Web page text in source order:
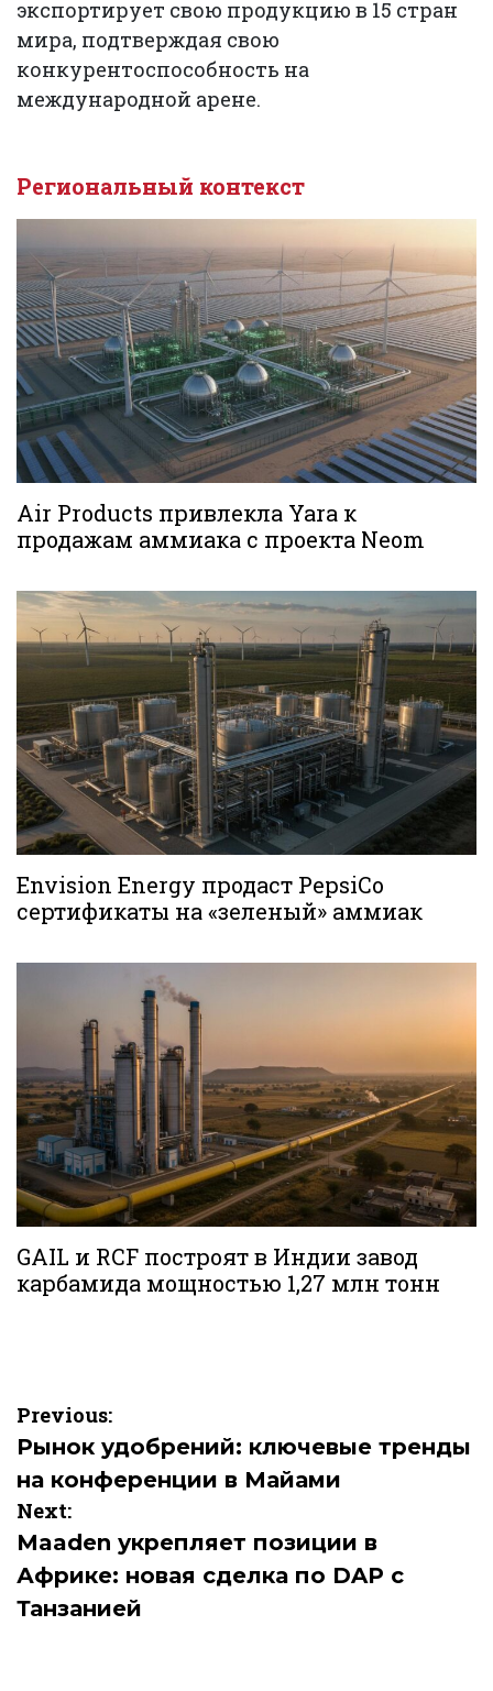
экспортирует свою продукцию в 15 стран
мира, подтверждая свою
конкурентоспособность на
международной арене.
Региональный контекст
Air Products привлекла Yara к
продажам аммиака с проекта Neom
Envision Energy продаст PepsiCo
сертификаты на «зеленый» аммиак
GAIL и RCF построят в Индии завод
карбамида мощностью 1,27 млн тонн
Навигация
по
записям
Previous:
Рынок удобрений: ключевые тренды
на конференции в Майами
Next:
Maaden укрепляет позиции в
Африке: новая сделка по DAP с
Танзанией